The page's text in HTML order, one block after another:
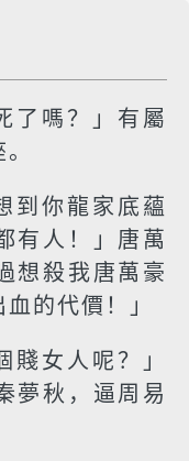
了嗎？」有屬
到你龍家底蘊
有人！」唐萬
想殺我唐萬豪
的代價！」
賤女人呢？」
夢秋，逼周易